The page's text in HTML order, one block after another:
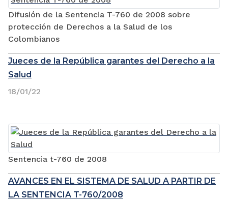
Difusión de la Sentencia T-760 de 2008 sobre
protección de Derechos a la Salud de los
Colombianos
Jueces de la República garantes del Derecho a la
Salud
Sentencia t-760 de 2008
18/01/22
AVANCES EN EL SISTEMA DE SALUD A PARTIR DE
LA SENTENCIA T-760/2008